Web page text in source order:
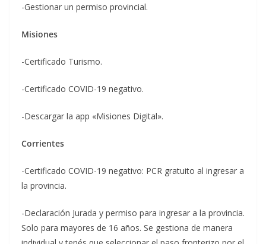
-Gestionar un permiso provincial.
Misiones
-Certificado Turismo.
-Certificado COVID-19 negativo.
-Descargar la app «Misiones Digital».
Corrientes
-Certificado COVID-19 negativo: PCR gratuito al ingresar a
la provincia.
-Declaración Jurada y permiso para ingresar a la provincia.
Solo para mayores de 16 años. Se gestiona de manera